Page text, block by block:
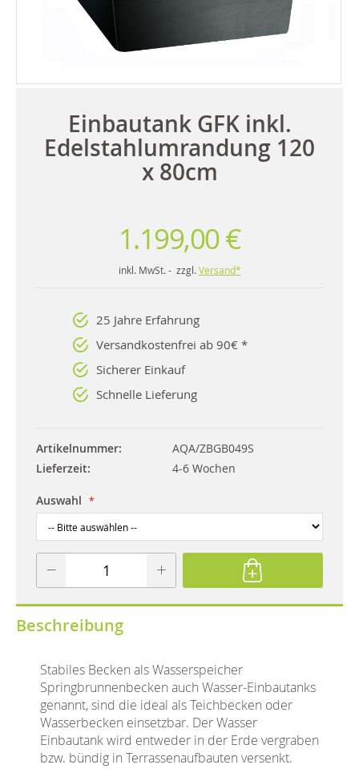
Einbautank GFK inkl.
Edelstahlumrandung 120
x 80cm
1.199,00 €
inkl. MwSt. - zzgl. Versand*
25 Jahre Erfahrung
Versandkostenfrei ab 90€ *
Sicherer Einkauf
Schnelle Lieferung
Artikelnummer
AQA/ZBGB049S
Lieferzeit
4-6 Wochen
Auswahl
Beschreibung
Stabiles Becken als Wasserspeicher
Springbrunnenbecken auch Wasser-Einbautanks
genannt, sind die ideal als Teichbecken oder
Wasserbecken einsetzbar. Der Wasser
Einbautank wird entweder in der Erde vergraben
bzw. bündig in Terrassenaufbauten versenkt.